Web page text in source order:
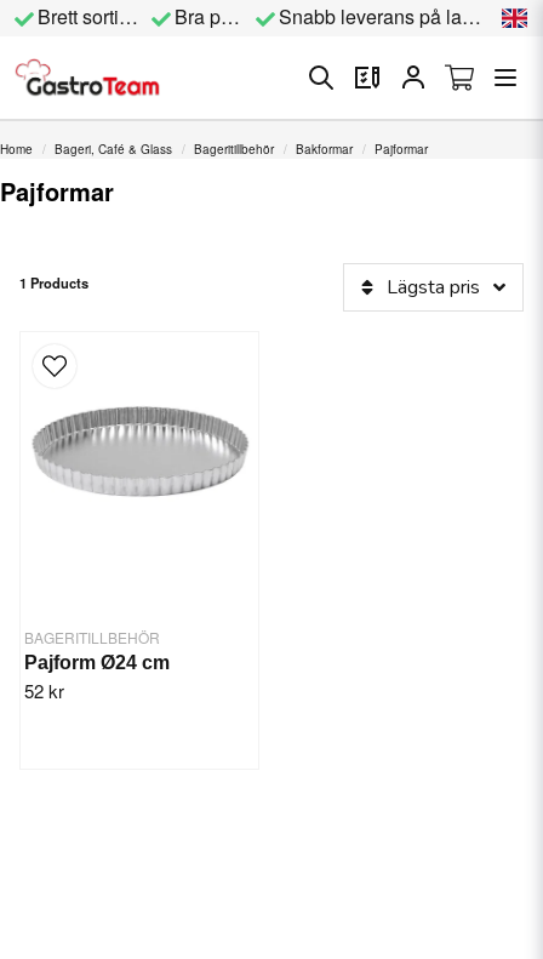
Brett sortiment Bra priser Snabb leverans på lagervara
Home Bageri, Café & Glass Bageritillbehör Bakformar Pajformar
Pajformar
1 Products Lägsta pris
BAGERITILLBEHÖR
Pajform Ø24 cm
52 kr